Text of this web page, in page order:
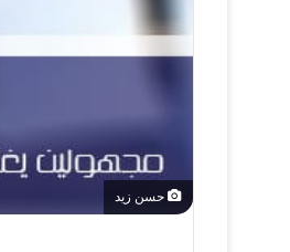
حسن زيد